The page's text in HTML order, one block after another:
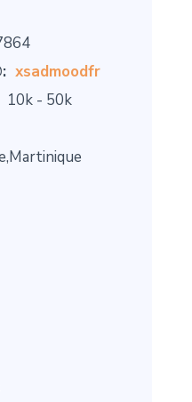
xsadmoodfr
10k - 50k